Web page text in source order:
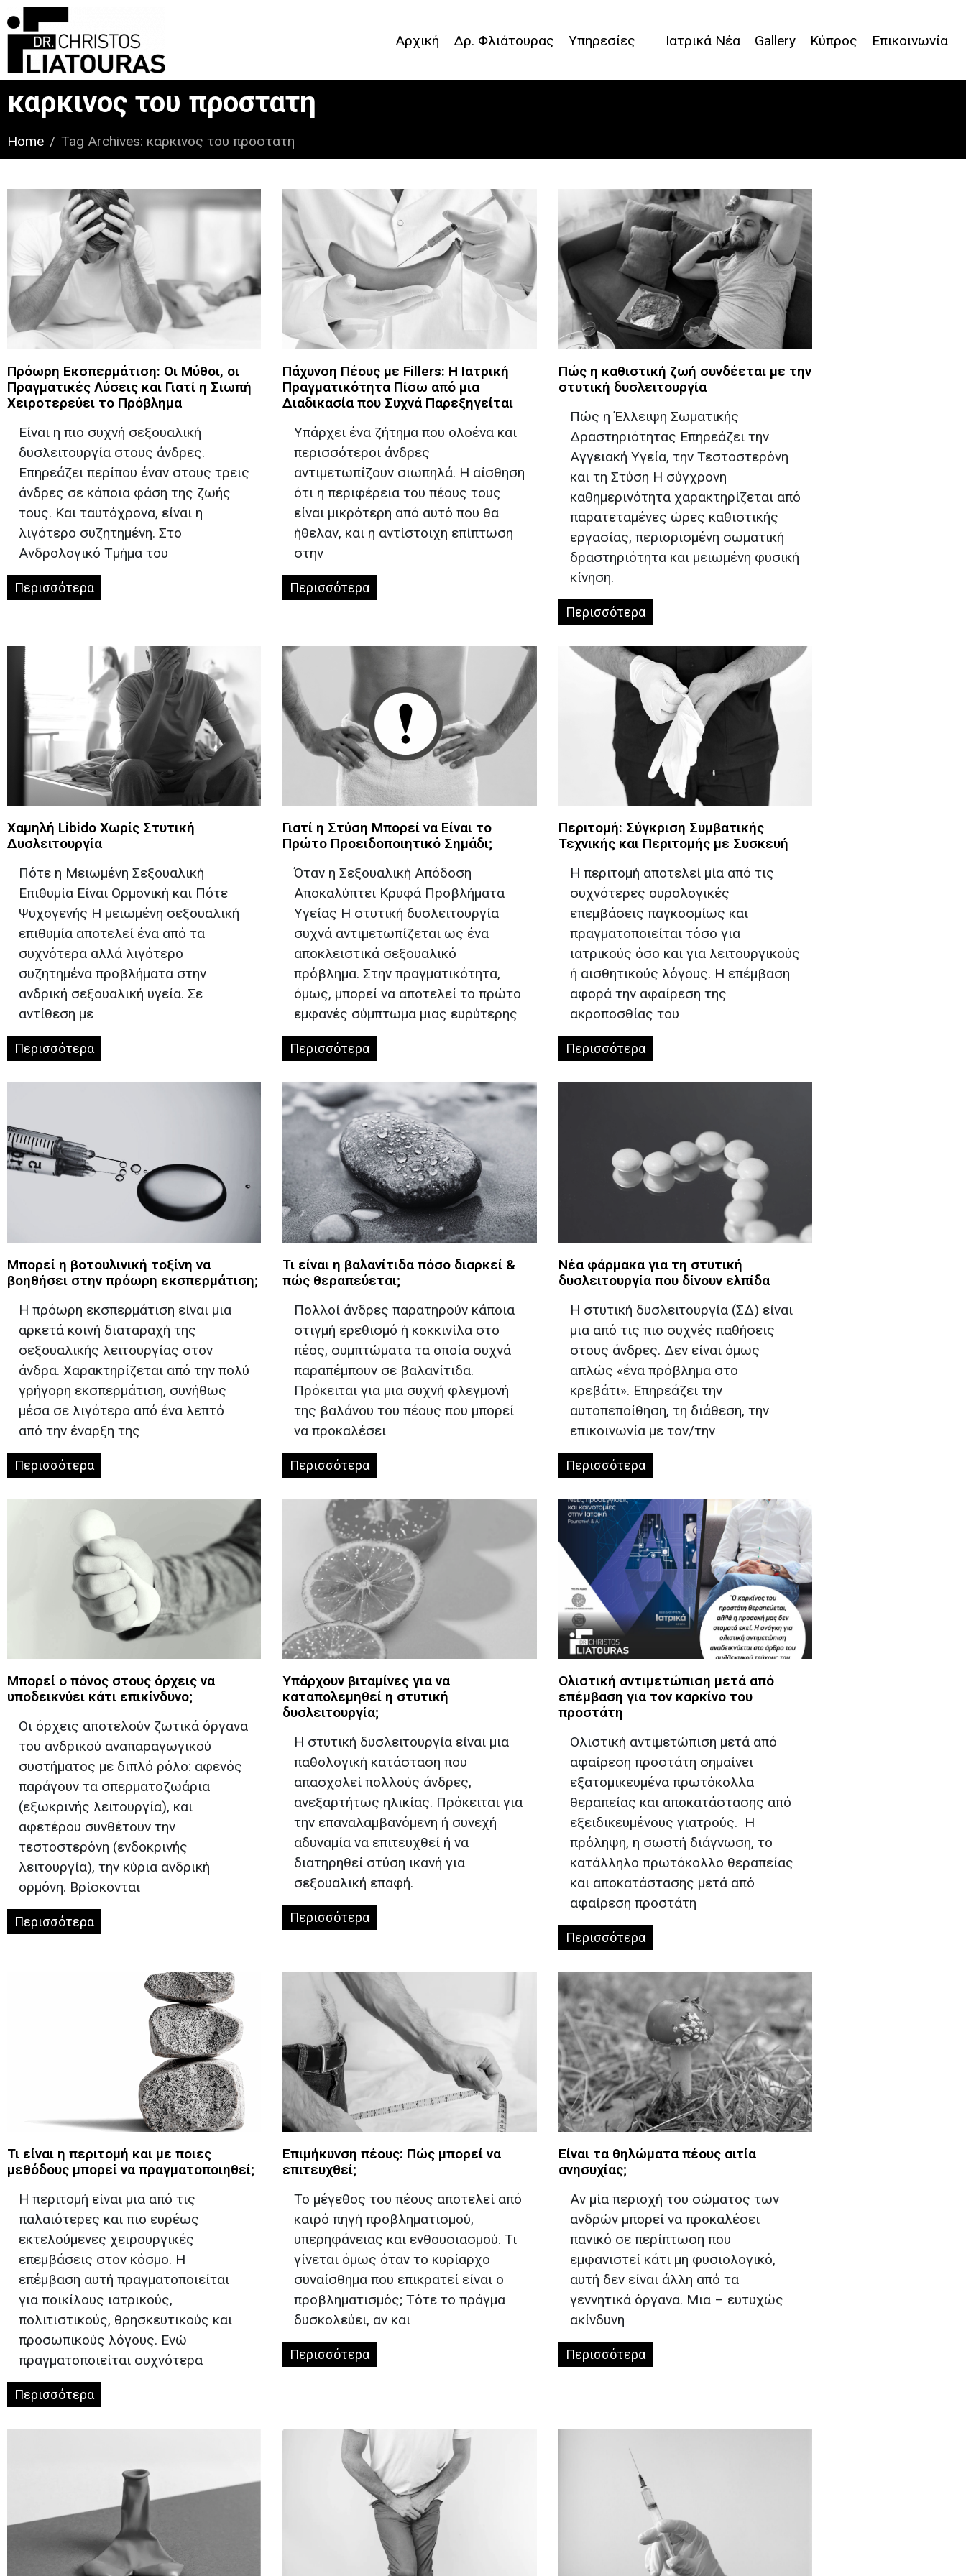
Αρχική Δρ. Φλιάτουρας Υπηρεσίες Ιατρικά Νέα Gallery Κύπρος Επικοινωνία
καρκινος του προστατη
Home Tag Archives: καρκινος του προστατη
Πρόωρη Εκσπερμάτιση: Οι Μύθοι, οι
Πραγματικές Λύσεις και Γιατί η Σιωπή
Χειροτερεύει το Πρόβλημα
Είναι η πιο συχνή σεξουαλική
δυσλειτουργία στους άνδρες.
Επηρεάζει περίπου έναν στους τρεις
άνδρες σε κάποια φάση της ζωής
τους. Και ταυτόχρονα, είναι η
λιγότερο συζητημένη. Στο
Ανδρολογικό Τμήμα του
Περισσότερα
Πάχυνση Πέους με Fillers: Η Ιατρική
Πραγματικότητα Πίσω από μια
Διαδικασία που Συχνά Παρεξηγείται
Υπάρχει ένα ζήτημα που ολοένα και
περισσότεροι άνδρες
αντιμετωπίζουν σιωπηλά. Η αίσθηση
ότι η περιφέρεια του πέους τους
είναι μικρότερη από αυτό που θα
ήθελαν, και η αντίστοιχη επίπτωση
στην
Περισσότερα
Πώς η καθιστική ζωή συνδέεται με την
στυτική δυσλειτουργία
Πώς η Έλλειψη Σωματικής
Δραστηριότητας Επηρεάζει την
Αγγειακή Υγεία, την Τεστοστερόνη
και τη Στύση Η σύγχρονη
καθημερινότητα χαρακτηρίζεται από
παρατεταμένες ώρες καθιστικής
εργασίας, περιορισμένη σωματική
δραστηριότητα και μειωμένη φυσική
κίνηση.
Περισσότερα
Χαμηλή Libido Χωρίς Στυτική
Δυσλειτουργία
Πότε η Μειωμένη Σεξουαλική
Επιθυμία Είναι Ορμονική και Πότε
Ψυχογενής Η μειωμένη σεξουαλική
επιθυμία αποτελεί ένα από τα
συχνότερα αλλά λιγότερο
συζητημένα προβλήματα στην
ανδρική σεξουαλική υγεία. Σε
αντίθεση με
Περισσότερα
Γιατί η Στύση Μπορεί να Είναι το
Πρώτο Προειδοποιητικό Σημάδι;
Όταν η Σεξουαλική Απόδοση
Αποκαλύπτει Κρυφά Προβλήματα
Υγείας Η στυτική δυσλειτουργία
συχνά αντιμετωπίζεται ως ένα
αποκλειστικά σεξουαλικό
πρόβλημα. Στην πραγματικότητα,
όμως, μπορεί να αποτελεί το πρώτο
εμφανές σύμπτωμα μιας ευρύτερης
Περισσότερα
Περιτομή: Σύγκριση Συμβατικής
Τεχνικής και Περιτομής με Συσκευή
Η περιτομή αποτελεί μία από τις
συχνότερες ουρολογικές
επεμβάσεις παγκοσμίως και
πραγματοποιείται τόσο για
ιατρικούς όσο και για λειτουργικούς
ή αισθητικούς λόγους. Η επέμβαση
αφορά την αφαίρεση της
ακροποσθίας του
Περισσότερα
Μπορεί η βοτουλινική τοξίνη να
βοηθήσει στην πρόωρη εκσπερμάτιση;
Η πρόωρη εκσπερμάτιση είναι μια
αρκετά κοινή διαταραχή της
σεξουαλικής λειτουργίας στον
άνδρα. Χαρακτηρίζεται από την πολύ
γρήγορη εκσπερμάτιση, συνήθως
μέσα σε λιγότερο από ένα λεπτό
από την έναρξη της
Περισσότερα
Τι είναι η βαλανίτιδα πόσο διαρκεί &
πώς θεραπεύεται;
Πολλοί άνδρες παρατηρούν κάποια
στιγμή ερεθισμό ή κοκκινίλα στο
πέος, συμπτώματα τα οποία συχνά
παραπέμπουν σε βαλανίτιδα.
Πρόκειται για μια συχνή φλεγμονή
της βαλάνου του πέους που μπορεί
να προκαλέσει
Περισσότερα
Νέα φάρμακα για τη στυτική
δυσλειτουργία που δίνουν ελπίδα
Η στυτική δυσλειτουργία (ΣΔ) είναι
μια από τις πιο συχνές παθήσεις
στους άνδρες. Δεν είναι όμως
απλώς «ένα πρόβλημα στο
κρεβάτι». Επηρεάζει την
αυτοπεποίθηση, τη διάθεση, την
επικοινωνία με τον/την
Περισσότερα
Μπορεί ο πόνος στους όρχεις να
υποδεικνύει κάτι επικίνδυνο;
Οι όρχεις αποτελούν ζωτικά όργανα
του ανδρικού αναπαραγωγικού
συστήματος με διπλό ρόλο: αφενός
παράγουν τα σπερματοζωάρια
(εξωκρινής λειτουργία), και
αφετέρου συνθέτουν την
τεστοστερόνη (ενδοκρινής
λειτουργία), την κύρια ανδρική
ορμόνη. Βρίσκονται
Περισσότερα
Υπάρχουν βιταμίνες για να
καταπολεμηθεί η στυτική
δυσλειτουργία;
Η στυτική δυσλειτουργία είναι μια
παθολογική κατάσταση που
απασχολεί πολλούς άνδρες,
ανεξαρτήτως ηλικίας. Πρόκειται για
την επαναλαμβανόμενη ή συνεχή
αδυναμία να επιτευχθεί ή να
διατηρηθεί στύση ικανή για
σεξουαλική επαφή.
Περισσότερα
Ολιστική αντιμετώπιση μετά από
επέμβαση για τον καρκίνο του
προστάτη
Ολιστική αντιμετώπιση μετά από
αφαίρεση προστάτη σημαίνει
εξατομικευμένα πρωτόκολλα
θεραπείας και αποκατάστασης από
εξειδικευμένους γιατρούς. Η
πρόληψη, η σωστή διάγνωση, το
κατάλληλο πρωτόκολλο θεραπείας
και αποκατάστασης μετά από
αφαίρεση προστάτη
Περισσότερα
Τι είναι η περιτομή και με ποιες
μεθόδους μπορεί να πραγματοποιηθεί;
Η περιτομή είναι μια από τις
παλαιότερες και πιο ευρέως
εκτελούμενες χειρουργικές
επεμβάσεις στον κόσμο. Η
επέμβαση αυτή πραγματοποιείται
για ποικίλους ιατρικούς,
πολιτιστικούς, θρησκευτικούς και
προσωπικούς λόγους. Ενώ
πραγματοποιείται συχνότερα
Περισσότερα
Επιμήκυνση πέους: Πώς μπορεί να
επιτευχθεί;
Το μέγεθος του πέους αποτελεί από
καιρό πηγή προβληματισμού,
υπερηφάνειας και ενθουσιασμού. Τι
γίνεται όμως όταν το κυρίαρχο
συναίσθημα που επικρατεί είναι ο
προβληματισμός; Τότε το πράγμα
δυσκολεύει, αν και
Περισσότερα
Είναι τα θηλώματα πέους αιτία
ανησυχίας;
Αν μία περιοχή του σώματος των
ανδρών μπορεί να προκαλέσει
πανικό σε περίπτωση που
εμφανιστεί κάτι μη φυσιολογικό,
αυτή δεν είναι άλλη από τα
γεννητικά όργανα. Μια – ευτυχώς
ακίνδυνη
Περισσότερα
Το όνομά σας*
Το email σας*
Υπηρεσίες*
Το μήνυμά σας*